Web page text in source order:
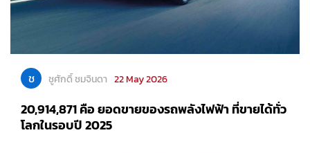
ช ชูศักดิ์ ชมจินดา 22 May 2026
20,914,871 คือ ยอดขายของรถพลังไฟฟ้า ที่ขายได้ทั่ว
โลกในรอบปี 2025